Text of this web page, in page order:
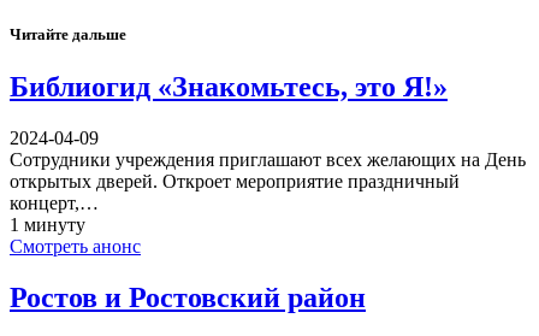
Читайте дальше
Библиогид «Знакомьтесь, это Я!»
2024-04-09
Сотрудники учреждения приглашают всех желающих на День
открытых дверей. Откроет мероприятие праздничный
концерт,…
1 минуту
Смотреть анонс
Ростов и Ростовский район